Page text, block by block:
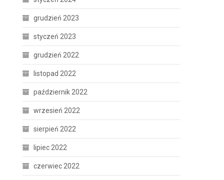
grudzień 2023
styczeń 2023
grudzień 2022
listopad 2022
październik 2022
wrzesień 2022
sierpień 2022
lipiec 2022
czerwiec 2022